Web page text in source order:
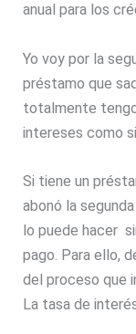
anual para los
Yo voy por la
préstamo que
totalmente
intereses como
Si tiene un
abonó la
lo puede hacer
pago. Para ello,
del proceso que
La tasa de